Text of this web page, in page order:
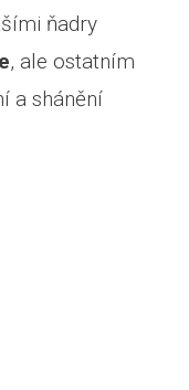
ňadry
, ale ostatním
a shánění